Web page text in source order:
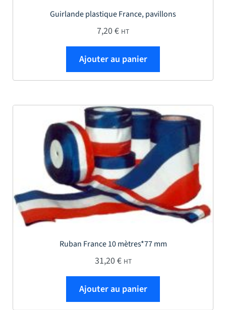
Guirlande plastique France, pavillons
7,20€ HT
Ajouter au panier
Ruban France 10 mètres*77 mm
31,20€ HT
Ajouter au panier